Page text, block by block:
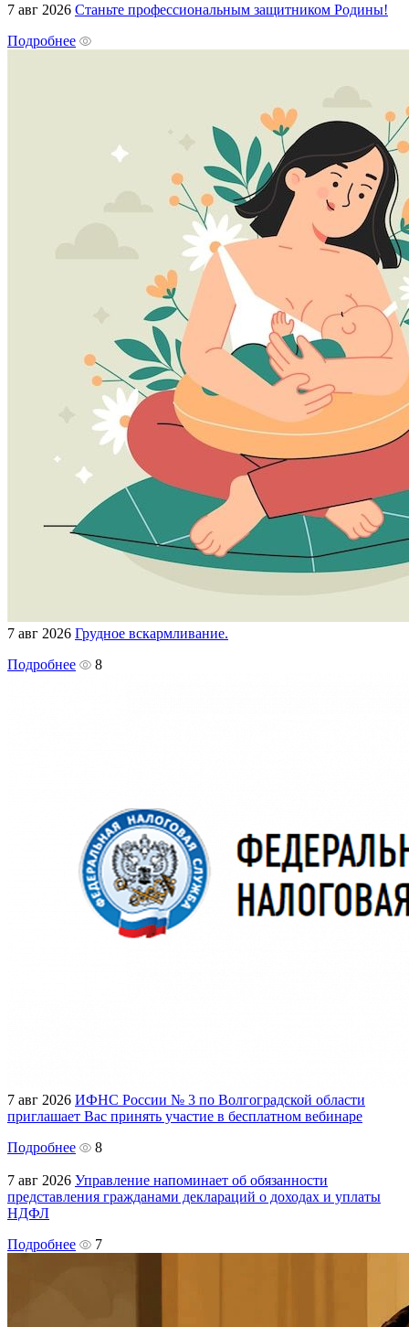
7 авг 2026 Станьте профессиональным защитником Родины!
Подробнее
7 авг 2026 Грудное вскармливание.
Подробнее
8
7 авг 2026 ИФНС России № 3 по Волгоградской области
приглашает Вас принять участие в бесплатном вебинаре
Подробнее
8
7 авг 2026 Управление напоминает об обязанности
представления гражданами деклараций о доходах и уплаты
НДФЛ
Подробнее
7